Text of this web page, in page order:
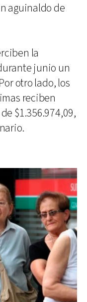
aguinaldo de
la
junio un
otro lado, los
reciben
$1.356.974,09,